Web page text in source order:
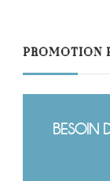
PROMOTION
BESOIN